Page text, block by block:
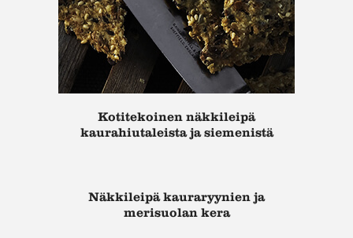
Kotitekoinen näkkileipä
kaurahiutaleista ja siemenistä
Näkkileipä kauraryynien ja
merisuolan kera